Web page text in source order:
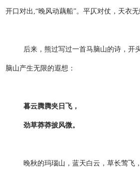
开口对出,“晚风动藕船”。平仄对仗，天衣无
后来，熊过写过一首马脑山的诗，开
脑山产生无限的遐想：
暮云腾腾夹日飞，
劲草莽莽披风微。
晚秋的玛瑙山，蓝天白云，草长莺飞